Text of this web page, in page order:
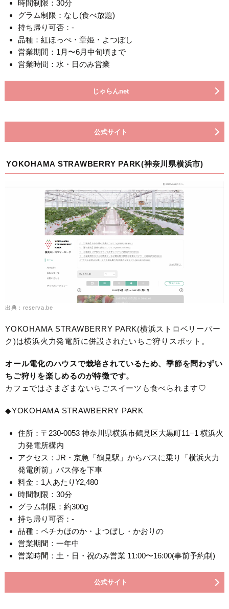
時間制限：30分
グラム制限：なし(食べ放題)
持ち帰り可否：-
品種：紅ほっぺ・章姫・よつぼし
営業期間：1月〜6月中旬頃まで
営業時間：水・日のみ営業
じゃらんnet
公式サイト
YOKOHAMA STRAWBERRY PARK(神奈川県横浜市)
出典：reserva.be
YOKOHAMA STRAWBERRY PARK(横浜ストロベリーパー
ク)は横浜火力発電所に併設されたいちご狩りスポット。
オール電化のハウスで栽培されているため、季節を問わずい
ちご狩りを楽しめるのが特徴です。
カフェではさまざまないちごスイーツも食べられます♡
◆YOKOHAMA STRAWBERRY PARK
住所：〒230-0053 神奈川県横浜市鶴見区大黒町11−1 横浜火
力発電所構内
アクセス：JR・京急「鶴見駅」からバスに乗り「横浜火力
発電所前」バス停を下車
料金：1人あたり¥2,480
時間制限：30分
グラム制限：約300g
持ち帰り可否：-
品種：ペチカほのか・よつぼし・かおりの
営業期間：一年中
営業時間：土・日・祝のみ営業 11:00〜16:00(事前予約制)
公式サイト